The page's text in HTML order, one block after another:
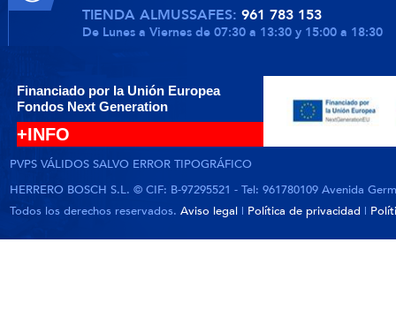
TIENDA ALMUSSAFES: 961 783 153
De Lunes a Viernes de 07:30 a 13:30 y 15:00 a 18:30
Financiado por la Unión Europea
Fondos Next Generation
+INFO
PVPS VÁLIDOS SALVO ERROR TIPOGRÁFICO
HERRERO BOSCH S.L. © CIF: B-97295521 - Tel: 961780109 Avenida
Todos los derechos reservados. Aviso legal | Política de privacidad |